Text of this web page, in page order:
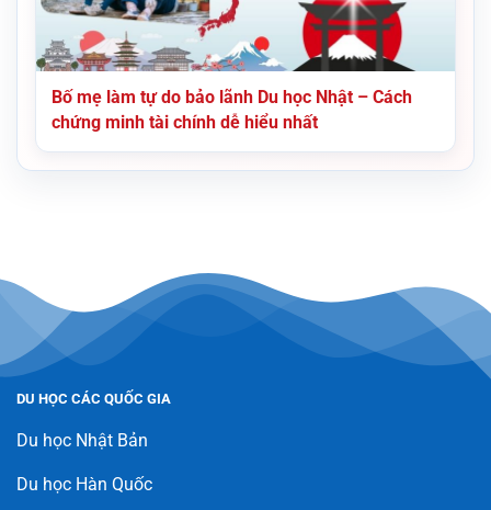
Bố mẹ làm tự do bảo lãnh Du học Nhật – Cách
chứng minh tài chính dễ hiểu nhất
DU HỌC CÁC QUỐC GIA
Du học Nhật Bản
Du học Hàn Quốc